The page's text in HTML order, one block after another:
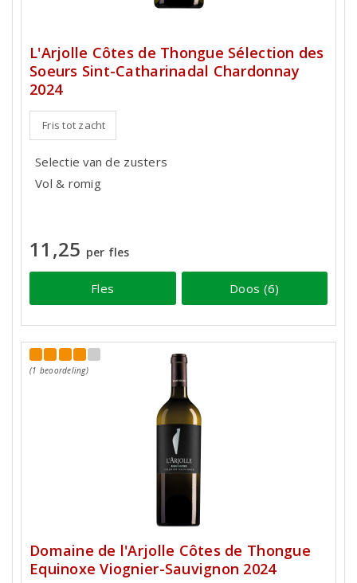
L'Arjolle Côtes de Thongue Sélection des
Soeurs Sint-Catharinadal Chardonnay
2024
Fris tot zacht
Selectie van de zusters
Vol & romig
11,25 per fles
Fles Doos (6)
(1 beoordeling)
Domaine de l'Arjolle Côtes de Thongue
Equinoxe Viognier-Sauvignon 2024